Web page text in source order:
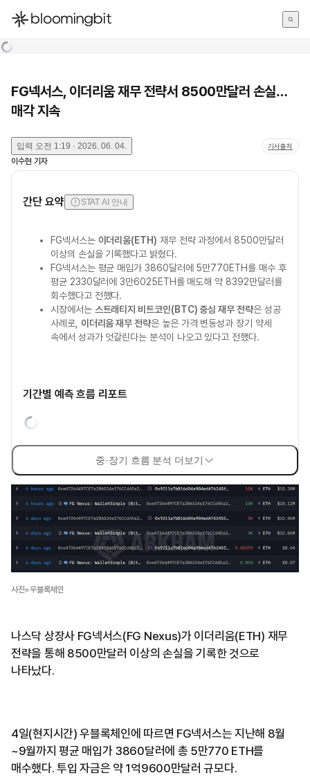
한국어
FG넥서스, 이더리움 재무 전략서 8500만달러 손실…
매각 지속
입력 오전 1:19 · 2026. 06. 04. 기사출처
이수현 기자
간단 요약 STAT AI 안내
FG넥서스는 이더리움(ETH) 재무 전략 과정에서 8500만달러
이상의 손실을 기록했다고 밝혔다.
FG넥서스는 평균 매입가 3860달러에 5만770ETH를 매수 후
평균 2330달러에 3만6025ETH를 매도해 약 8392만달러를
회수했다고 전했다.
시장에서는 스트래티지 비트코인(BTC) 중심 재무 전략은 성공
사례로, 이더리움 재무 전략은 높은 가격 변동성과 장기 약세
속에서 성과가 엇갈린다는 분석이 나오고 있다고 전했다.
기간별 예측 흐름 리포트
중·장기 흐름 분석 더보기
사진=우블록체인
나스닥 상장사 FG넥서스(FG Nexus)가 이더리움(ETH) 재무
전략을 통해 8500만달러 이상의 손실을 기록한 것으로
나타났다.
4일(현지시간) 우블록체인에 따르면 FG넥서스는 지난해 8월
~9월까지 평균 매입가 3860달러에 총 5만770 ETH를
매수했다. 투입 자금은 약 1억9600만달러 규모다.